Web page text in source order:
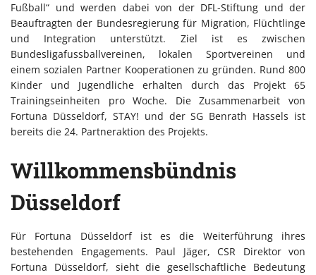
Fußball“ und werden dabei von der DFL-Stiftung und der
Beauftragten der Bundesregierung für Migration, Flüchtlinge
und Integration unterstützt. Ziel ist es zwischen
Bundesligafussballvereinen, lokalen Sportvereinen und
einem sozialen Partner Kooperationen zu gründen. Rund 800
Kinder und Jugendliche erhalten durch das Projekt 65
Trainingseinheiten pro Woche. Die Zusammenarbeit von
Fortuna Düsseldorf, STAY! und der SG Benrath Hassels ist
bereits die 24. Partneraktion des Projekts.
Willkommensbündnis
Düsseldorf
Für Fortuna Düsseldorf ist es die Weiterführung ihres
bestehenden Engagements. Paul Jäger, CSR Direktor von
Fortuna Düsseldorf, sieht die gesellschaftliche Bedeutung